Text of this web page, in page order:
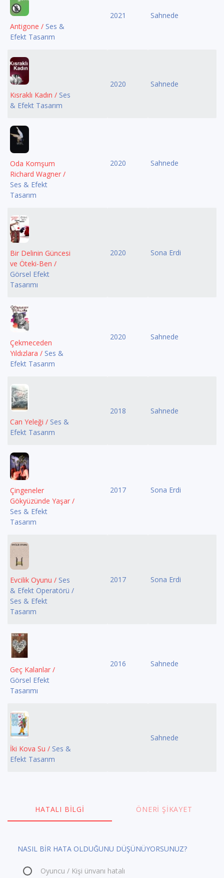
Antigone / Ses &
Efekt Tasarım
2021 Sahnede
Kısraklı Kadın / Ses
& Efekt Tasarım
2020 Sahnede
Oda Komşum
Richard Wagner /
Ses & Efekt
Tasarım
2020 Sahnede
Bir Delinin Güncesi
ve Öteki-Ben /
Görsel Efekt
Tasarımı
2020 Sona Erdi
Çekmeceden
Yıldızlara / Ses &
Efekt Tasarım
2020 Sahnede
Can Yeleği / Ses &
Efekt Tasarım
2018 Sahnede
Çingeneler
Gökyüzünde Yaşar /
Ses & Efekt
Tasarım
2017 Sona Erdi
Evcilik Oyunu / Ses
& Efekt Operatörü /
Ses & Efekt
Tasarım
2017 Sona Erdi
Geç Kalanlar /
Görsel Efekt
Tasarımı
2016 Sahnede
İki Kova Su / Ses &
Efekt Tasarım
Sahnede
HATALI BILGI ÖNERI ŞIKAYET
NASIL BİR HATA OLDUĞUNU DÜŞÜNÜYORSUNUZ?
Oyuncu / Kişi ünvanı hatalı